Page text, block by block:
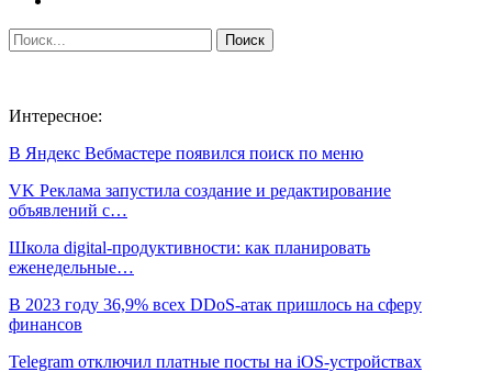
Интересное:
В Яндекс Вебмастере появился поиск по меню
VK Реклама запустила создание и редактирование
объявлений с…
Школа digital-продуктивности: как планировать
еженедельные…
В 2023 году 36,9% всех DDoS-атак пришлось на сферу
финансов
Telegram отключил платные посты на iOS-устройствах